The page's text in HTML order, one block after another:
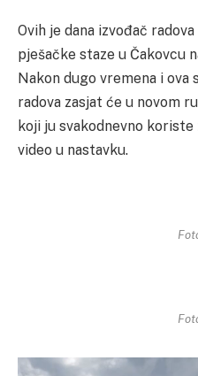
Ovih je dana izvođač
pješačke staze u Čakovcu
Nakon dugo vremena i ova
radova zasjat će u novom
koji ju svakodnevno
video u nastavku.